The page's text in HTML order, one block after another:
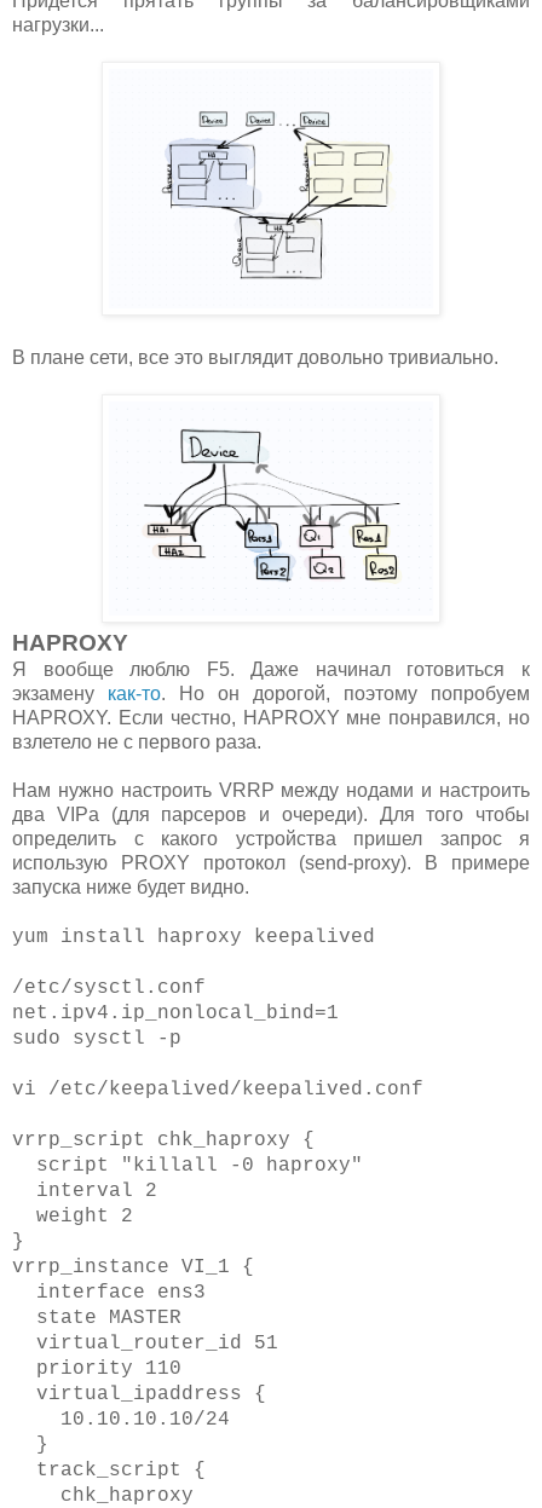
нагрузки...
В плане сети, все это выглядит довольно тривиально.
HAPROXY
Я вообще люблю F5. Даже начинал готовиться к
экзамену как-то. Но он дорогой, поэтому попробуем
HAPROXY. Если честно, HAPROXY мне понравился, но
взлетело не с первого раза.
Нам нужно настроить VRRP между нодами и настроить
два VIPa (для парсеров и очереди). Для того чтобы
определить с какого устройства пришел запрос я
использую PROXY протокол (send-proxy). В примере
запуска ниже будет видно.
yum install haproxy keepalived
/etc/sysctl.conf
net.ipv4.ip_nonlocal_bind=1
sudo sysctl -p
vi /etc/keepalived/keepalived.conf
vrrp_script chk_haproxy {
script "killall -0 haproxy"
interval 2
weight 2
}
vrrp_instance VI_1 {
interface ens3
state MASTER
virtual_router_id 51
priority 110
virtual_ipaddress {
10.10.10.10/24
}
track_script {
chk_haproxy